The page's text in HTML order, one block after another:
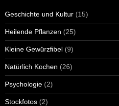
Geschichte und Kultur (15)
Heilende Pflanzen (25)
Kleine Gewürzfibel (9)
Natürlich Kochen (26)
Psychologie (2)
Stockfotos (2)